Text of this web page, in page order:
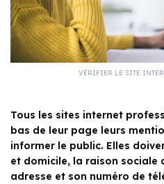
VÉRIFIER LE SITE
Tous les sites internet
bas de leur page leurs
informer le public. Elles
et domicile, la raison sociale
adresse et son numéro de